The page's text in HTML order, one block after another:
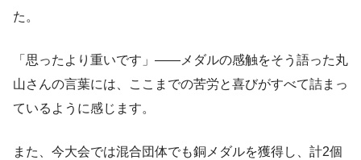
た。
「思ったより重いです」——メダルの感触をそう語った丸
山さんの言葉には、ここまでの苦労と喜びがすべて詰まっ
ているように感じます。
また、今大会では混合団体でも銅メダルを獲得し、計2個